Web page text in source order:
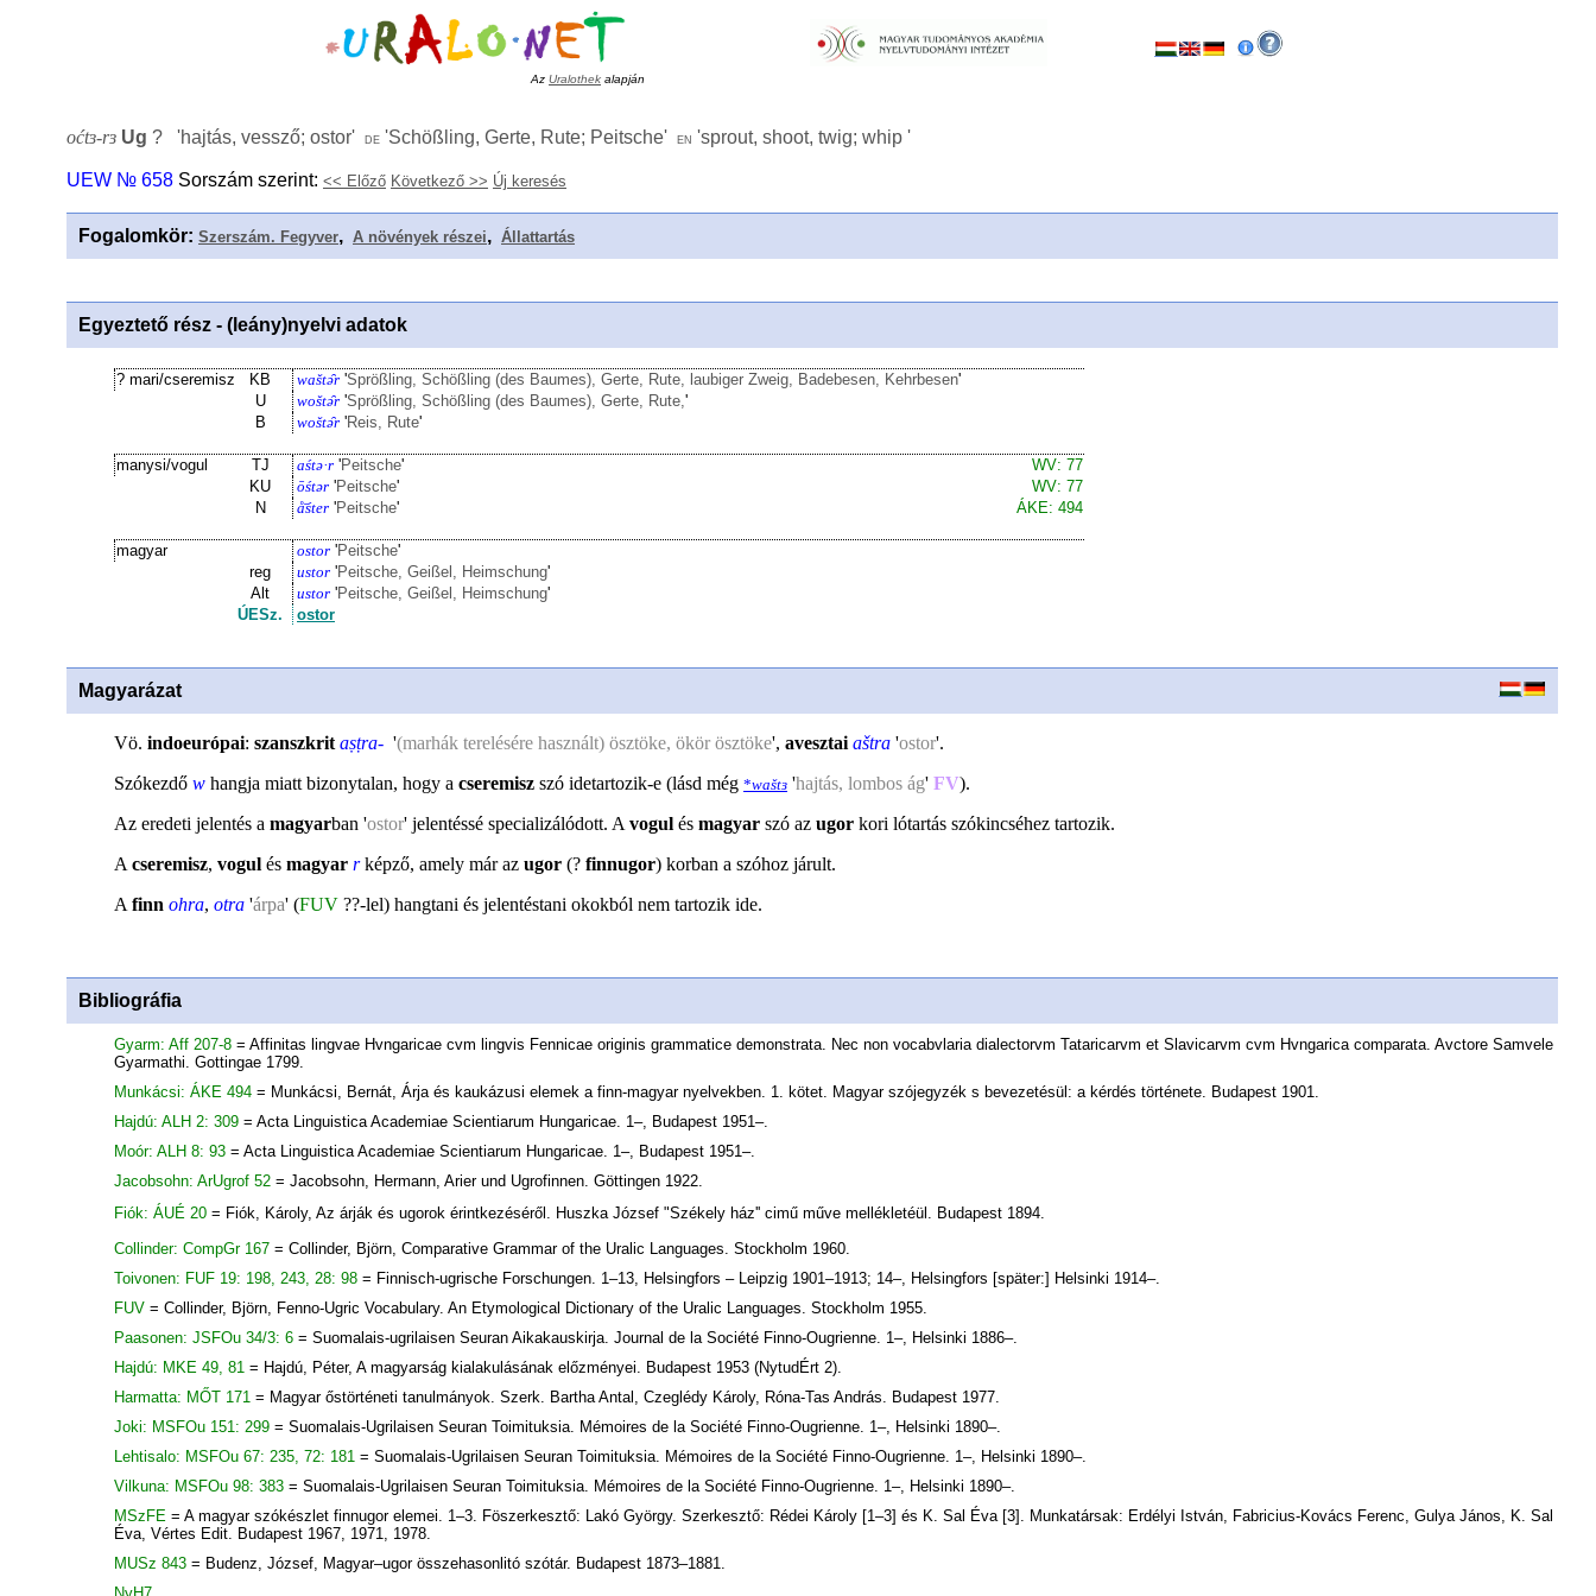
Az Uralothek alapján
oćtɜ-rɜ Ug ? 'hajtás, vessző; ostor' de 'Schößling, Gerte, Rute; Peitsche' en 'sprout, shoot, twig; whip '
UEW № 658 Sorszám szerint: << Előző Következő >> Új keresés
Fogalomkör: Szerszám. Fegyver, A növények részei, Állattartás
Egyeztető rész - (leány)nyelvi adatok
? mari/cseremisz KB waštə̑r 'Sprößling, Schößling (des Baumes), Gerte, Rute, laubiger Zweig, Badebesen, Kehrbesen'
U
woštə̑r 'Sprößling, Schößling (des Baumes), Gerte, Rute,'
B
woštə̑r 'Reis, Rute'
manysi/vogul TJ aśtə·r 'Peitsche'
WV: 77
KU
ōśtər 'Peitsche'
WV: 77
N
å̄śter 'Peitsche' ÁKE: 494
magyar ostor 'Peitsche'
reg
uѕtor 'Peitsche, Geißel, Heimschung'
Alt
uѕtor 'Peitsche, Geißel, Heimschung'
ÚESz.
ostor
Magyarázat
Vö. indoeurópai: szanszkrit aṣṭra- '(marhák terelésére használt) ösztöke, ökör ösztöke', avesztai aštra 'ostor'.
Szókezdő w hangja miatt bizonytalan, hogy a cseremisz szó idetartozik-e (lásd még *waštɜ 'hajtás, lombos ág' FV).
Az eredeti jelentés a magyarban 'ostor' jelentéssé specializálódott. A vogul és magyar szó az ugor kori lótartás szókincséhez tartozik.
A cseremisz, vogul és magyar rképző, amely már az ugor (? finnugor) korban a szóhoz járult.
A finn ohra, otra 'árpa' (FUV ??-lel) hangtani és jelentéstani okokból nem tartozik ide.
Bibliográfia
Gyarm: Aff 207-8 = Affinitas lingvae Hvngaricae cvm lingvis Fennicae originis grammatice demonstrata. Nec non vocabvlaria dialectorvm Tataricarvm et Slavicarvm cvm Hvngarica comparata. Avctore Samvele
Gyarmathi. Gottingae 1799.
Munkácsi: ÁKE 494 = Munkácsi, Bernát, Árja és kaukázusi elemek a finn-magyar nyelvekben. 1. kötet. Magyar szójegyzék s bevezetésül: a kérdés története. Budapest 1901.
Hajdú: ALH 2: 309 = Acta Linguistica Academiae Scientiarum Hungaricae. 1–, Budapest 1951–.
Moór: ALH 8: 93 = Acta Linguistica Academiae Scientiarum Hungaricae. 1–, Budapest 1951–.
Jacobsohn: ArUgrof 52 = Jacobsohn, Hermann, Arier und Ugrofinnen. Göttingen 1922.
Fiók: ÁUÉ 20 = Fiók, Károly, Az árják és ugorok érintkezéséről. Huszka József "Székely ház'' cimű műve mellékletéül. Budapest 1894.
Collinder: CompGr 167 = Collinder, Björn, Comparative Grammar of the Uralic Languages. Stockholm 1960.
Toivonen: FUF 19: 198, 243, 28: 98 = Finnisch-ugrische Forschungen. 1–13, Helsingfors – Leipzig 1901–1913; 14–, Helsingfors [später:] Helsinki 1914–.
FUV = Collinder, Björn, Fenno-Ugric Vocabulary. An Etymological Dictionary of the Uralic Languages. Stockholm 1955.
Paasonen: JSFOu 34/3: 6 = Suomalais-ugrilaisen Seuran Aikakauskirja. Journal de la Société Finno-Ougrienne. 1–, Helsinki 1886–.
Hajdú: MKE 49, 81 = Hajdú, Péter, A magyarság kialakulásának előzményei. Budapest 1953 (NytudÉrt 2).
Harmatta: MŐT 171 = Magyar őstörténeti tanulmányok. Szerk. Bartha Antal, Czeglédy Károly, Róna-Tas András. Budapest 1977.
Joki: MSFOu 151: 299 = Suomalais-Ugrilaisen Seuran Toimituksia. Mémoires de la Société Finno-Ougrienne. 1–, Helsinki 1890–.
Lehtisalo: MSFOu 67: 235, 72: 181 = Suomalais-Ugrilaisen Seuran Toimituksia. Mémoires de la Société Finno-Ougrienne. 1–, Helsinki 1890–.
Vilkuna: MSFOu 98: 383 = Suomalais-Ugrilaisen Seuran Toimituksia. Mémoires de la Société Finno-Ougrienne. 1–, Helsinki 1890–.
MSzFE = A magyar szókészlet finnugor elemei. 1–3. Föszerkesztő: Lakó György. Szerkesztő: Rédei Károly [1–3] és K. Sal Éva [3]. Munkatársak: Erdélyi István, Fabricius-Kovács Ferenc, Gulya János, K. Sal
Éva, Vértes Edit. Budapest 1967, 1971, 1978.
MUSz 843 = Budenz, József, Magyar–ugor összehasonlitó szótár. Budapest 1873–1881.